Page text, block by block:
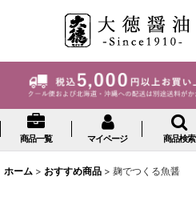
商品一覧 マイページ 商品検索
ホーム > おすすめ商品 > 麹でつくる魚醤